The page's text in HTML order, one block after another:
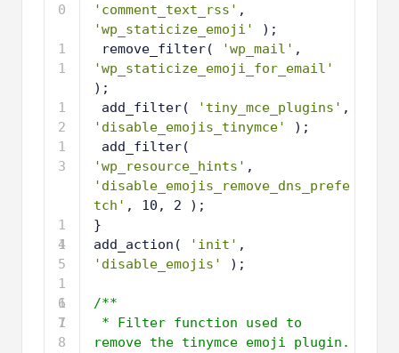
0
1
1
1
2
1
3
1
4
1
5
1
6
1
7
1
8
'comment_text_rss'
'wp_staticize_emoji'
);
remove_filter(
'wp_mail'
'wp_staticize_emoji_for_email'
);
add_filter(
'tiny_mce_plugins'
'disable_emojis_tinymce'
);
'wp_resource_hints'
'disable_emojis_remove_dns_prefe
tch' , 10, 2 );
}
add_action(
'init'
'disable_emojis'
);
/**
* Filter function used to
remove the tinymce emoji plugin.